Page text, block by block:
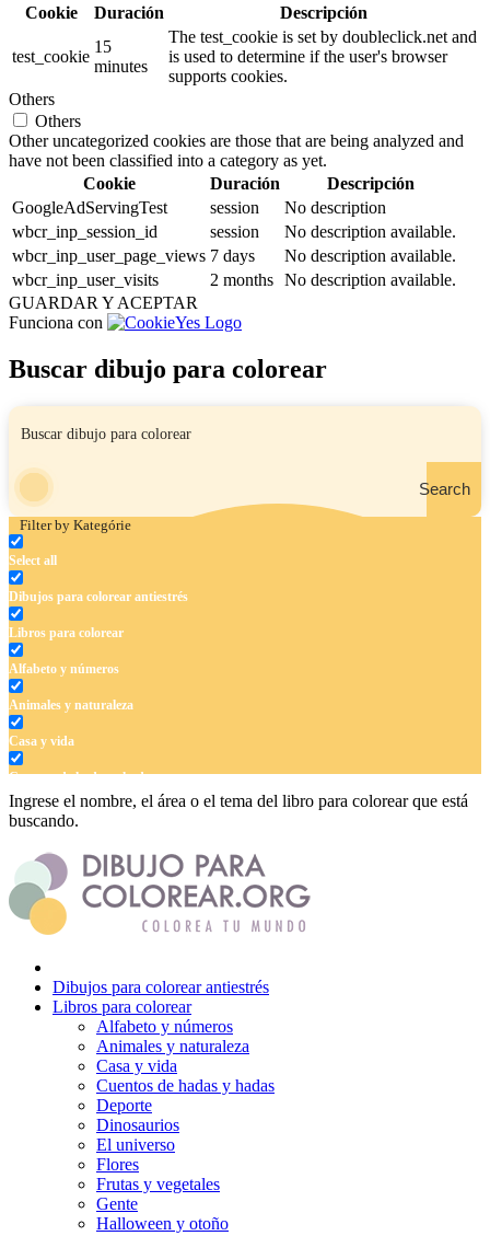
Cookie
Duración Descripción
test_cookie
15
minutes
The test_cookie is set by doubleclick.net and
is used to determine if the user's browser
supports cookies.
Others
Others
Other uncategorized cookies are those that are being analyzed and
have not been classified into a category as yet.
Cookie
Duración
Descripción
GoogleAdServingTest
session
No description
wbcr_inp_session_id
session
No description available.
wbcr_inp_user_page_views 7 days
No description available.
wbcr_inp_user_visits
2 months No description available.
GUARDAR Y ACEPTAR
Funciona con
Buscar dibujo para colorear
Search
Filter by Kategórie
Select all
Dibujos para colorear antiestrés
Libros para colorear
Alfabeto y números
Animales y naturaleza
Casa y vida
Cuentos de hadas y hadas
Deporte
Dinosaurios
El universo
Flores
Gente
Halloween y otoño
Invierno y navidad
Música e instrumentos musicales
Peluches y caballos
Primavera y pascua
Ingrese el nombre, el área o el tema del libro para colorear que está
buscando.
Dibujos para colorear antiestrés
Libros para colorear
Alfabeto y números
Animales y naturaleza
Casa y vida
Cuentos de hadas y hadas
Deporte
Dinosaurios
El universo
Flores
Frutas y vegetales
Gente
Halloween y otoño